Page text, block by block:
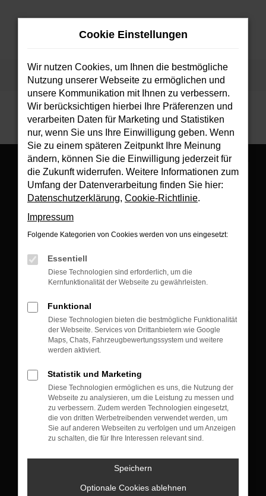
Zum
Startseite Fahrzeugsuche
können Daten an Dritte weitergegeben werden. Wenn Sie damit
einverstanden sind, klicken Sie bitte auf "Bestätigen".
KONTAKT
Münchner Straße 105
83607 Holzkirchen
+49 8024 10 04
VERKAUF
Freitag : 09:00 bis 17:30 Uhr
Cookie Einstellungen
Wir nutzen Cookies, um Ihnen die bestmögliche
Nutzung unserer Webseite zu ermöglichen und
unsere Kommunikation mit Ihnen zu verbessern.
Wir berücksichtigen hierbei Ihre Präferenzen und
verarbeiten Daten für Marketing und Statistiken
nur, wenn Sie uns Ihre Einwilligung geben. Wenn
Sie zu einem späteren Zeitpunkt Ihre Meinung
ändern, können Sie die Einwilligung jederzeit für
die Zukunft widerrufen. Weitere Informationen zum
Umfang der Datenverarbeitung finden Sie hier:
Datenschutzerklärung, Cookie-Richtlinie.
Impressum
Folgende Kategorien von Cookies werden von uns eingesetzt:
Essentiell
Diese Technologien sind erforderlich, um die
Kernfunktionalität der Webseite zu gewährleisten.
Funktional
Diese Technologien bieten die bestmögliche Funktionalität
der Webseite. Services von Drittanbietern wie Google
Maps, Chats, Fahrzeugbewertungssystem und weitere
werden aktiviert.
Statistik und Marketing
Diese Technologien ermöglichen es uns, die Nutzung der
Webseite zu analysieren, um die Leistung zu messen und
zu verbessern. Zudem werden Technologien eingesetzt,
die von dritten Werbetreibenden verwendet werden, um
Sie auf anderen Webseiten zu verfolgen und um Anzeigen
zu schalten, die für Ihre Interessen relevant sind.
Speichern
Optionale Cookies ablehnen